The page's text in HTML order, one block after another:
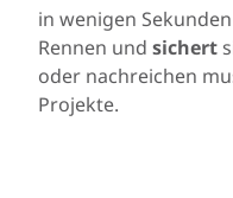
in wenigen
Rennen und sichert
oder nachreichen
Projekte.